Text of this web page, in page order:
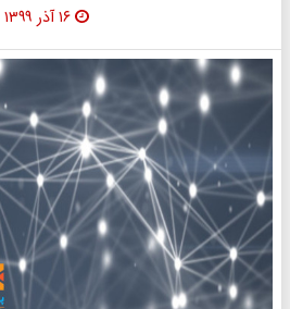
۱۶ آذر ۱۳۹۹